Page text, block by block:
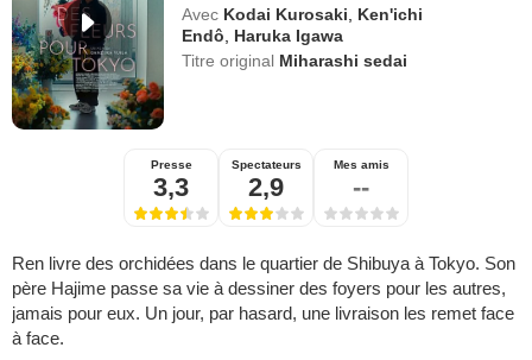
Avec Kodai Kurosaki
Ken'ichi
Endô
Haruka Igawa
Titre original Miharashi sedai
Presse
3,3
Spectateurs
2,9
Mes amis
--
Ren livre des orchidées dans le quartier de Shibuya à Tokyo. Son
père Hajime passe sa vie à dessiner des foyers pour les autres,
jamais pour eux. Un jour, par hasard, une livraison les remet face
à face.